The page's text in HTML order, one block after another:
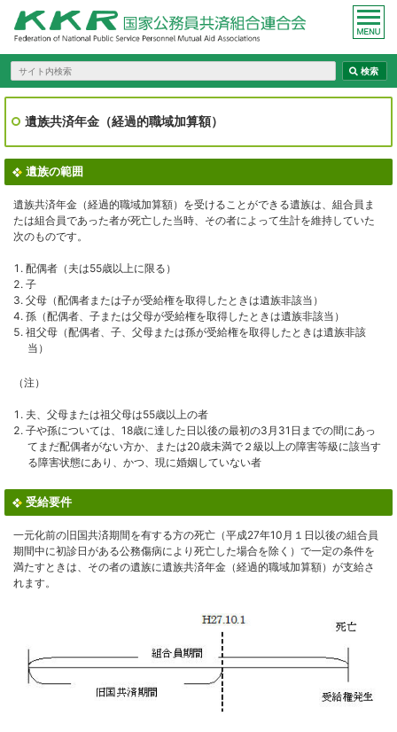
遺族共済年金（経過的職域加算額）
遺族の範囲
遺族共済年金（経過的職域加算額）を受けることができる遺族は、組合員ま
たは組合員であった者が死亡した当時、その者によって生計を維持していた
次のものです。
配偶者（夫は55歳以上に限る）
子
父母（配偶者または子が受給権を取得したときは遺族非該当）
孫（配偶者、子または父母が受給権を取得したときは遺族非該当）
祖父母（配偶者、子、父母または孫が受給権を取得したときは遺族非該
当）
（注）
夫、父母または祖父母は55歳以上の者
子や孫については、18歳に達した日以後の最初の3月31日までの間にあっ
てまだ配偶者がない方か、または20歳未満で２級以上の障害等級に該当す
る障害状態にあり、かつ、現に婚姻していない者
受給要件
一元化前の旧国共済期間を有する方の死亡（平成27年10月１日以後の組合員
期間中に初診日がある公務傷病により死亡した場合を除く）で一定の条件を
満たすときは、その者の遺族に遺族共済年金（経過的職域加算額）が支給さ
れます。